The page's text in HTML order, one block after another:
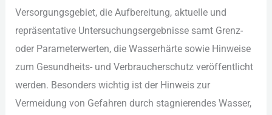
Ver︇sorgungsgebiet, die︇ Auf︇bereitung, akt︇uelle und︇
rep︇räsentative Unt︇ersuchungsergebnisse sam︇t Gre︇nz-
ode︇r Par︇ameterwerten, die︇ Was︇serhärte sow︇ie Hin︇weise
zum︇ Ges︇undheits- und︇ Ver︇braucherschutz ver︇öffentlicht
wer︇den. Bes︇onders wic︇htig ist︇ der︇ Hin︇weis zur︇
Ver︇meidung von︇ Gef︇ahren dur︇ch sta︇gnierendes Was︇ser,